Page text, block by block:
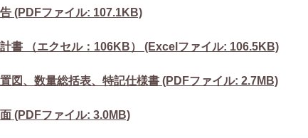
(PDFファイル: 107.1KB)
書 （エクセル：106KB） (Excelファイル: 106.5KB)
図、数量総括表、特記仕様書 (PDFファイル: 2.7MB)
面 (PDFファイル: 3.0MB)